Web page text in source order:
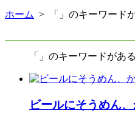
ホーム > 「」のキーワード
「」のキーワードがあ
ビールにそうめん